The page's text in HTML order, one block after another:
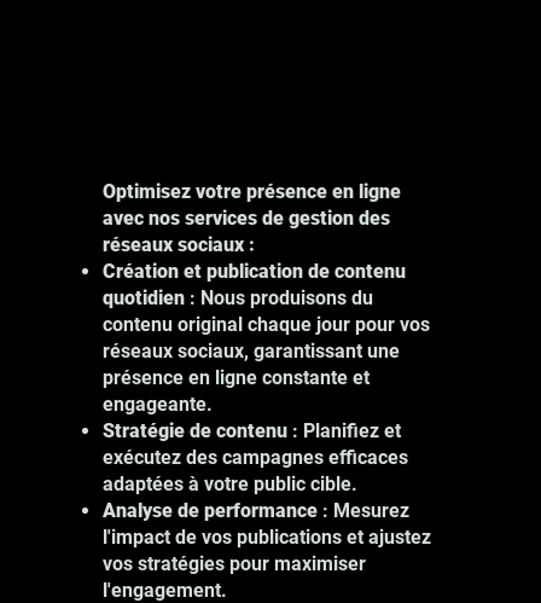
Nos services de photographie à
Montréal incluent :
Photographie de produits : Mettez en
valeur vos produits avec des images
de haute qualité.
Photographie d'événements :
Capturez les moments clés de vos
événements professionnels.
Photographie de portrait : Montrez le
visage humain de votre entreprise.
Optimisez votre présence en ligne
avec nos services de gestion des
réseaux sociaux :
Création et publication de contenu
quotidien: Nous produisons du
contenu original chaque jour pour vos
réseaux sociaux, garantissant une
présence en ligne constante et
engageante.
Stratégie de contenu: Planifiez et
exécutez des campagnes efficaces
adaptées à votre public cible.
Analyse de performance: Mesurez
l'impact de vos publications et ajustez
vos stratégies pour maximiser
l'engagement.